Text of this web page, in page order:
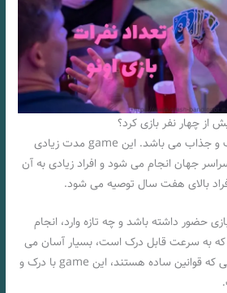
از چهار نفر بازی کرد؟
بازی اونو یک سرگرمی‌ جالب و جذاب می باشد. این game مدت زیادی
جهان انجام می شود و افراد زیادی به آن
افراد بالای هفت سال توصیه می شود.
حضور داشته باشد و چه تازه وارد، انجام
که به سرعت قابل درک است، بسیار آسان می
باشد. اما باید بدانید در حالی که قوانین ساده هستند، این game با درک و